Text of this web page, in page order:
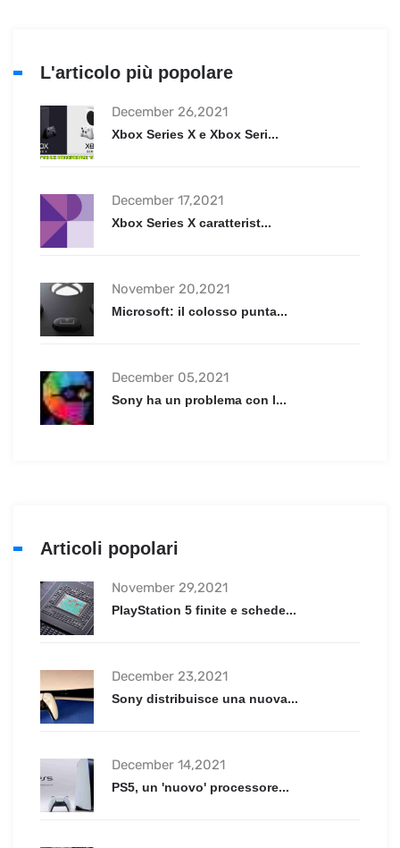
L'articolo più popolare
December 26,2021
Xbox Series X e Xbox Seri...
December 17,2021
Xbox Series X caratterist...
November 20,2021
Microsoft: il colosso punta...
December 05,2021
Sony ha un problema con l...
Articoli popolari
November 29,2021
PlayStation 5 finite e schede...
December 23,2021
Sony distribuisce una nuova...
December 14,2021
PS5, un 'nuovo' processore...